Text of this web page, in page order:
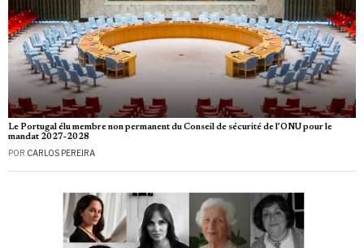
Le Portugal élu membre non permanent du Conseil de sécurité de l’ONU pour le
mandat 2027‑2028
POR CARLOS PEREIRA